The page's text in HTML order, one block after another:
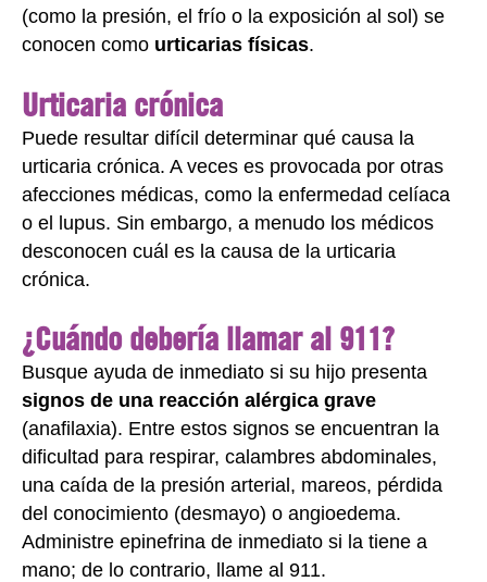
(como la presión, el frío o la exposición al sol) se
conocen como urticarias físicas.
Urticaria crónica
Puede resultar difícil determinar qué causa la
urticaria crónica. A veces es provocada por otras
afecciones médicas, como la enfermedad celíaca
o el lupus. Sin embargo, a menudo los médicos
desconocen cuál es la causa de la urticaria
crónica.
¿Cuándo debería llamar al 911?
Busque ayuda de inmediato si su hijo presenta
signos de una reacción alérgica grave
(anafilaxia). Entre estos signos se encuentran la
dificultad para respirar, calambres abdominales,
una caída de la presión arterial, mareos, pérdida
del conocimiento (desmayo) o angioedema.
Administre epinefrina de inmediato si la tiene a
mano; de lo contrario, llame al 911.